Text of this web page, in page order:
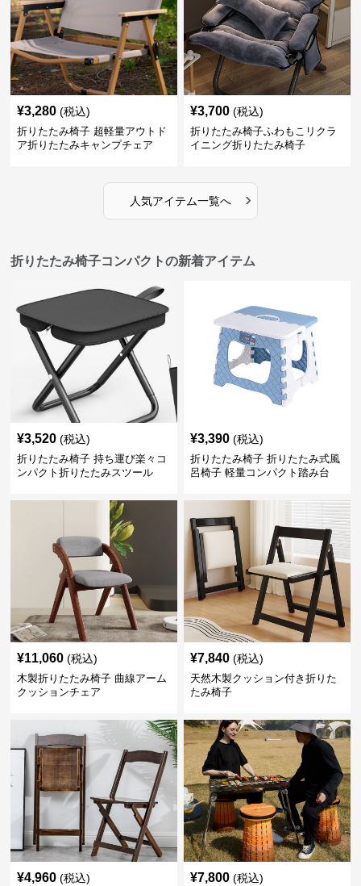
¥3,280 (税込)
折りたたみ椅子 超軽量アウトド
ア折りたたみキャンプチェア
¥3,700 (税込)
折りたたみ椅子ふわもこリクラ
イニング折りたたみ椅子
人気アイテム一覧へ ›
折りたたみ椅子コンパクトの新着アイテム
¥3,520 (税込)
折りたたみ椅子 持ち運び楽々コ
ンパクト折りたたみスツール
¥3,390 (税込)
折りたたみ椅子 折りたたみ式風
呂椅子 軽量コンパクト踏み台
¥11,060 (税込)
木製折りたたみ椅子 曲線アーム
クッションチェア
¥7,840 (税込)
天然木製クッション付き折りた
たみ椅子
¥4,960 (税込) ¥7,800 (税込)